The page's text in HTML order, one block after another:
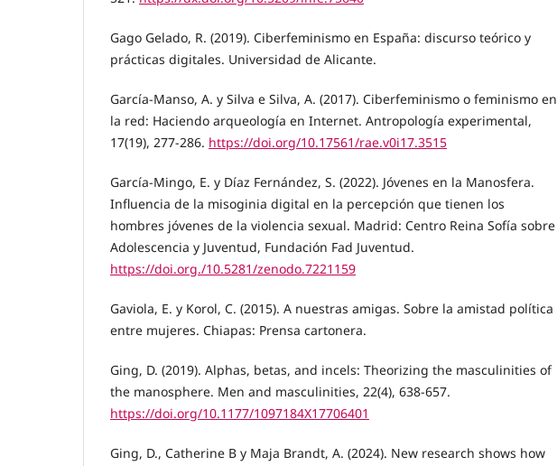
Gago Gelado, R. (2019). Ciberfeminismo en España: discurso teórico y
prácticas digitales. Universidad de Alicante.
García-Manso, A. y Silva e Silva, A. (2017). Ciberfeminismo o feminismo en
la red: Haciendo arqueología en Internet. Antropología experimental,
17(19), 277-286. https://doi.org/10.17561/rae.v0i17.3515
García-Mingo, E. y Díaz Fernández, S. (2022). Jóvenes en la Manosfera.
Influencia de la misoginia digital en la percepción que tienen los
hombres jóvenes de la violencia sexual. Madrid: Centro Reina Sofía sobre
Adolescencia y Juventud, Fundación Fad Juventud.
https://doi.org./10.5281/zenodo.7221159
Gaviola, E. y Korol, C. (2015). A nuestras amigas. Sobre la amistad política
entre mujeres. Chiapas: Prensa cartonera.
Ging, D. (2019). Alphas, betas, and incels: Theorizing the masculinities of
the manosphere. Men and masculinities, 22(4), 638-657.
https://doi.org/10.1177/1097184X17706401
Ging, D., Catherine B y Maja Brandt, A. (2024). New research shows how